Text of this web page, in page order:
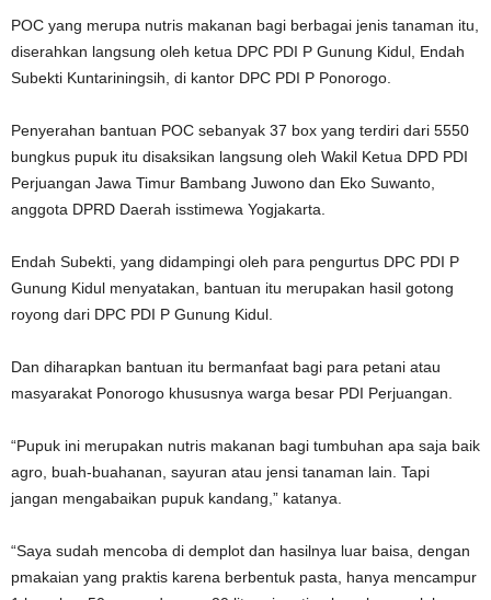
POC yang merupa nutris makanan bagi berbagai jenis tanaman itu,
diserahkan langsung oleh ketua DPC PDI P Gunung Kidul, Endah
Subekti Kuntariningsih, di kantor DPC PDI P Ponorogo.
Penyerahan bantuan POC sebanyak 37 box yang terdiri dari 5550
bungkus pupuk itu disaksikan langsung oleh Wakil Ketua DPD PDI
Perjuangan Jawa Timur Bambang Juwono dan Eko Suwanto,
anggota DPRD Daerah isstimewa Yogjakarta.
Endah Subekti, yang didampingi oleh para pengurtus DPC PDI P
Gunung Kidul menyatakan, bantuan itu merupakan hasil gotong
royong dari DPC PDI P Gunung Kidul.
Dan diharapkan bantuan itu bermanfaat bagi para petani atau
masyarakat Ponorogo khususnya warga besar PDI Perjuangan.
“Pupuk ini merupakan nutris makanan bagi tumbuhan apa saja baik
agro, buah-buahanan, sayuran atau jensi tanaman lain. Tapi
jangan mengabaikan pupuk kandang,” katanya.
“Saya sudah mencoba di demplot dan hasilnya luar baisa, dengan
pmakaian yang praktis karena berbentuk pasta, hanya mencampur